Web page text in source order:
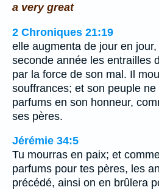
a very great
2 Chroniques 21:19
elle augmenta de jour en
seconde année les entrailles
par la force de son mal. Il
souffrances; et son peuple
parfums en son honneur,
ses pères.
Jérémie 34:5
Tu mourras en paix; et
parfums pour tes pères, les
précédé, ainsi on en brûlera